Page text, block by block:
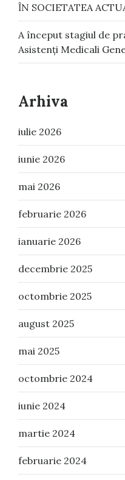
ȊN SOCIETATEA
A început stagiul de
Asistenți Medicali
Arhiva
iulie 2026
iunie 2026
mai 2026
februarie 2026
ianuarie 2026
decembrie 2025
octombrie 2025
august 2025
mai 2025
octombrie 2024
iunie 2024
martie 2024
februarie 2024